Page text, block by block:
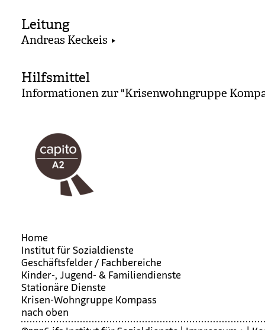
Leitung
Andreas Keckeis
Hilfsmittel
Informationen zur "Krisenwohngruppe
Home
Institut für Sozialdienste
Geschäftsfelder / Fachbereiche
Kinder-, Jugend- & Familiendienste
Stationäre Dienste
Kri­sen-Wohn­gruppe Kom­pass
nach oben